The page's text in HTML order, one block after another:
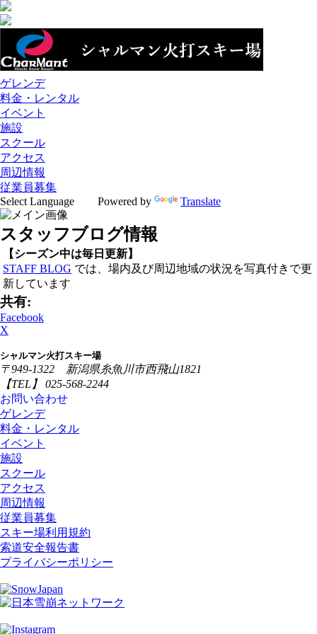
ゲレンデ
料金・レンタル
イベント
施設
スクール
アクセス
周辺情報
従業員募集
Powered by
Translate
スタッフブログ情報
【シーズン中は毎日更新】
STAFF BLOG では、場内及び周辺地域の状況を写真付きで更
新しています
共有:
Facebook
X
シャルマン火打スキー場
〒949-1322 新潟県糸魚川市西飛山1821
【TEL】 025-568-2244
お問い合わせ
ゲレンデ
料金・レンタル
イベント
施設
スクール
アクセス
周辺情報
従業員募集
スキー場利用規約
索道安全報告書
プライバシーポリシー